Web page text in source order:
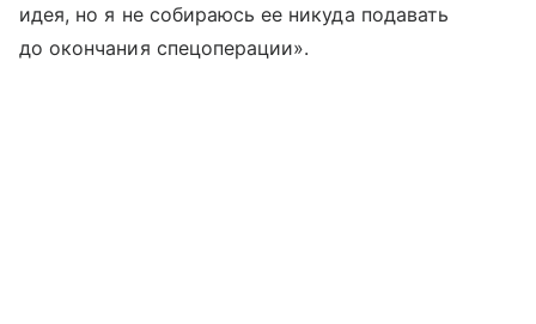
идея, но я не собираюсь ее никуда подавать
до окончания спецоперации».